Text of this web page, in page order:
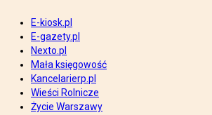
E-kiosk.pl
E-gazety.pl
Nexto.pl
Mała księgowość
Kancelarierp.pl
Wieści Rolnicze
Życie Warszawy